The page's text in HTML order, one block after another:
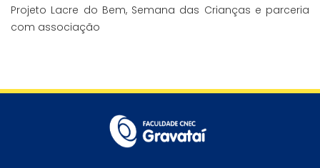
Projeto Lacre do Bem, Semana das Crianças e parceria
com associação